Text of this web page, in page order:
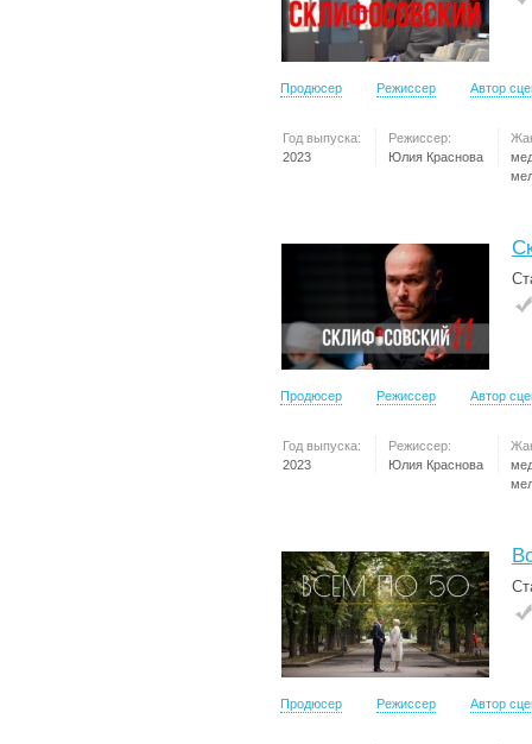
Продюсер Режиссер Автор
Год выпуска:
2023
Режиссер:
Юлия Краснова
Продюсер Режиссер Автор
Год выпуска:
2023
Режиссер:
Юлия Краснова
Продюсер Режиссер Автор